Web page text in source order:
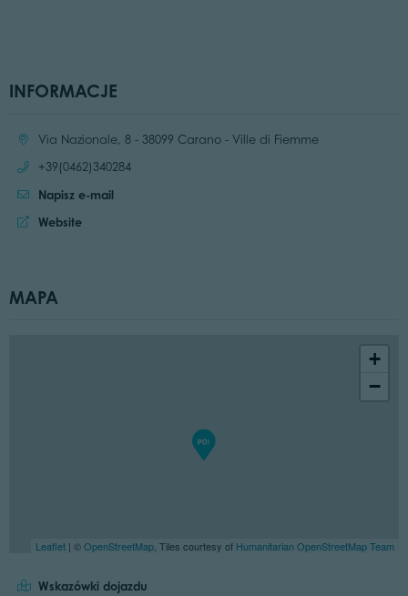
INFORMACJE
Location:Via Nazionale, 8 - 38099 Carano - Ville di Fiemme
Call:
+39(0462)340284
Napisz e-mail
Website:
Website
MAPA
+
−
Leaflet | ©OpenStreetMap, Tiles courtesy of Humanitarian OpenStreetMap Team
Wskazówki dojazdu